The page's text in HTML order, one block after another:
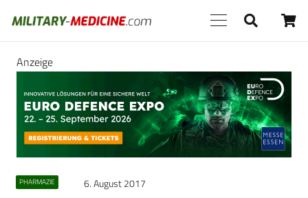
Anzeige
PHARMAZIE 6. August 2017